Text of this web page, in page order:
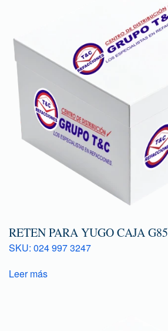
RETEN PARA YUGO CAJA G85
SKU: 024 997 3247
Leer más